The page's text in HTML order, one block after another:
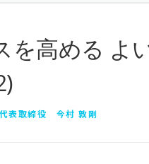
を高める よ
代表取締役 今村 敦剛